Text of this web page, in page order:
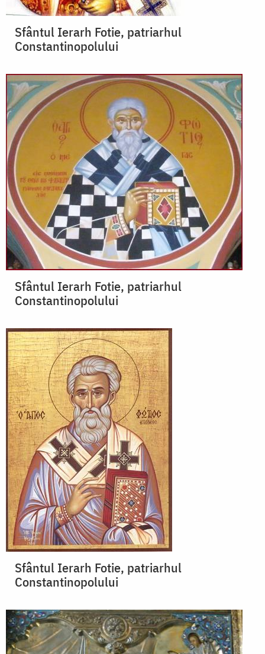
Sfântul Ierarh Fotie, patriarhul
Constantinopolului
Sfântul Ierarh Fotie, patriarhul
Constantinopolului
Sfântul Ierarh Fotie, patriarhul
Constantinopolului